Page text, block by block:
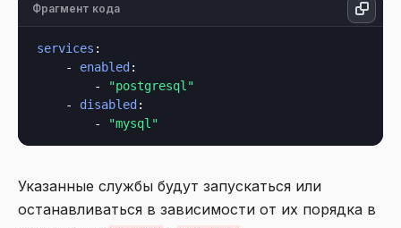
Фрагмент кода
services :
    -
enabled :
        -
"postgresql"
    -
disabled :
        -
"mysql"
Указанные службы будут запускаться или
останавливаться в зависимости от их порядка в